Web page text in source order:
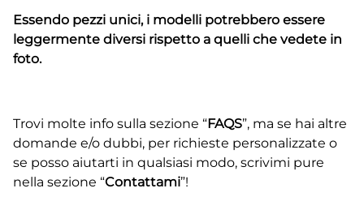
Essendo pezzi unici, i modelli potrebbero essere
leggermente diversi rispetto a quelli che vedete in
foto.
Trovi molte info sulla sezione “FAQS”, ma se hai altre
domande e/o dubbi, per richieste personalizzate o
se posso aiutarti in qualsiasi modo, scrivimi pure
nella sezione “Contattami”!